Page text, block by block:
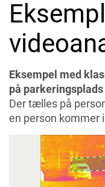
Eksempel med
på parkeringsplads
Der tælles på
en person kommer